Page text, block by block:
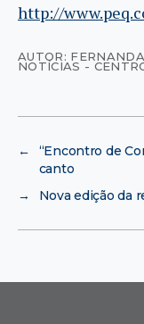
http://
AUTOR:
NOTÍCIAS -
←
“Encontro de
canto
→
Nova edição da